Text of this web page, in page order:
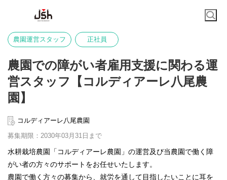
農園運営スタッフ 正社員
農園での障がい者雇用支援に関わる運
営スタッフ【コルディアーレ八尾農
園】
コルディアーレ八尾農園
募集期限：2030年03月31日まで
水耕栽培農園「コルディアーレ農園」の運営及び当農園で働く障
がい者の方々のサポートをお任せいたします。
農園で働く方々の募集から、就労を通して目指したいことに耳を